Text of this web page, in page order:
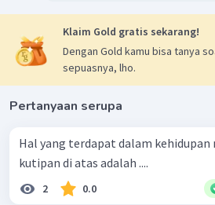
Klaim Gold gratis sekarang!
Dengan Gold kamu bisa tanya
sepuasnya, lho.
Pertanyaan serupa
Hal yang terdapat dalam kehidupan
kutipan di atas adalah ....
2 0.0